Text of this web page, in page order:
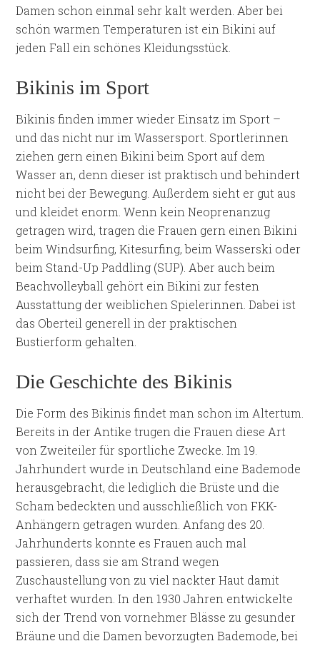
Damen schon einmal sehr kalt werden. Aber bei
schön warmen Temperaturen ist ein Bikini auf
jeden Fall ein schönes Kleidungsstück.
Bikinis im Sport
Bikinis finden immer wieder Einsatz im Sport –
und das nicht nur im Wassersport. Sportlerinnen
ziehen gern einen Bikini beim Sport auf dem
Wasser an, denn dieser ist praktisch und behindert
nicht bei der Bewegung. Außerdem sieht er gut aus
und kleidet enorm. Wenn kein Neoprenanzug
getragen wird, tragen die Frauen gern einen Bikini
beim Windsurfing, Kitesurfing, beim Wasserski oder
beim Stand-Up Paddling (SUP). Aber auch beim
Beachvolleyball gehört ein Bikini zur festen
Ausstattung der weiblichen Spielerinnen. Dabei ist
das Oberteil generell in der praktischen
Bustierform gehalten.
Die Geschichte des Bikinis
Die Form des Bikinis findet man schon im Altertum.
Bereits in der Antike trugen die Frauen diese Art
von Zweiteiler für sportliche Zwecke. Im 19.
Jahrhundert wurde in Deutschland eine Bademode
herausgebracht, die lediglich die Brüste und die
Scham bedeckten und ausschließlich von FKK-
Anhängern getragen wurden. Anfang des 20.
Jahrhunderts konnte es Frauen auch mal
passieren, dass sie am Strand wegen
Zuschaustellung von zu viel nackter Haut damit
verhaftet wurden. In den 1930 Jahren entwickelte
sich der Trend von vornehmer Blässe zu gesunder
Bräune und die Damen bevorzugten Bademode, bei